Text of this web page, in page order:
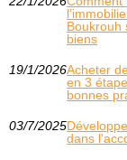
Boukrouh
biens
19/1/2026Acheter
en 3
bonnes
03/7/2025
dans